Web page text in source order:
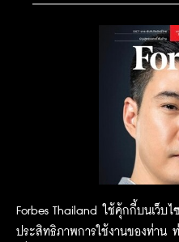
Forbes Thailand ใช้คุ้กกี้บนเว็บไ
ประสิทธิภาพการใช้งานของท่าน